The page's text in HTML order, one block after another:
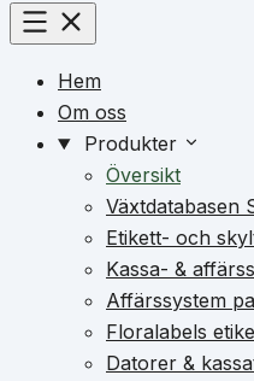
Hem
Om oss
Produkter
Översikt
Växtdatabasen
Etikett- och
Kassa- &
Affärssystem
Floralabels
Datorer &